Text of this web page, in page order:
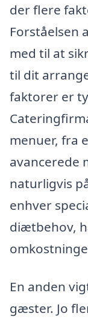
der flere
Forståelsen
med til at
til dit
faktorer er
menuer, fra
avancerede
naturligvis
enhver
diætbehov,
En anden
gæster. Jo